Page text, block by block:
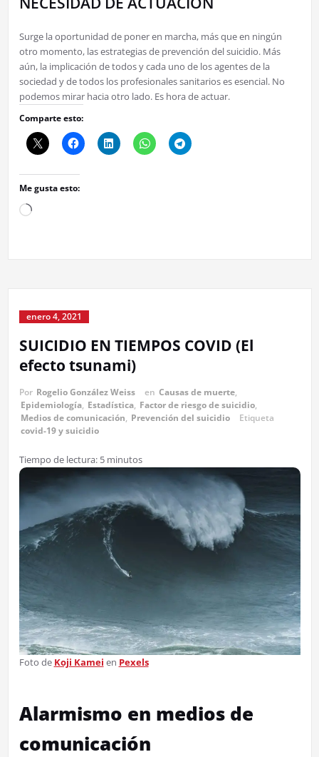
Surge la oportunidad de poner en marcha, más que en ningún
otro momento, las estrategias de prevención del suicidio. Más
aún, la implicación de todos y cada uno de los agentes de la
sociedad y de todos los profesionales sanitarios es esencial. No
podemos mirar hacia otro lado. Es hora de actuar.
Comparte esto:
Me gusta esto:
Cargando...
enero 4, 2021
SUICIDIO EN TIEMPOS COVID (El
efecto tsunami)
Por Rogelio González Weiss en Causas de muerte,
Epidemiología, Estadística, Factor de riesgo de suicidio,
Medios de comunicación, Prevención del suicidio
Etiqueta
covid-19 y suicidio
Tiempo de lectura: 5 minutos
Foto de Koji Kamei en Pexels
Alarmismo en medios de
comunicación